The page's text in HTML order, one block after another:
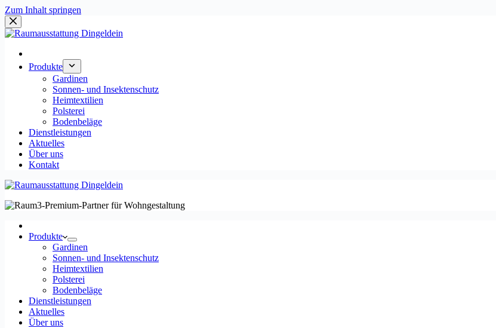
Zum Inhalt springen
Produkte
Gardinen
Sonnen- und Insektenschutz
Heimtextilien
Polsterei
Bodenbeläge
Dienstleistungen
Aktuelles
Über uns
Kontakt
Produkte
Gardinen
Sonnen- und Insektenschutz
Heimtextilien
Polsterei
Bodenbeläge
Dienstleistungen
Aktuelles
Über uns